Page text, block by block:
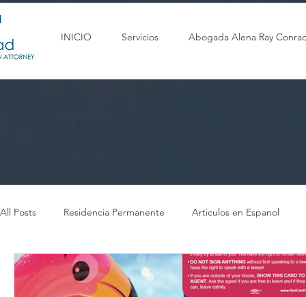
INICIO Servicios Abogada Alena Ray
All Posts Residencia Permanente Articulos en Espanol
Parole in Place